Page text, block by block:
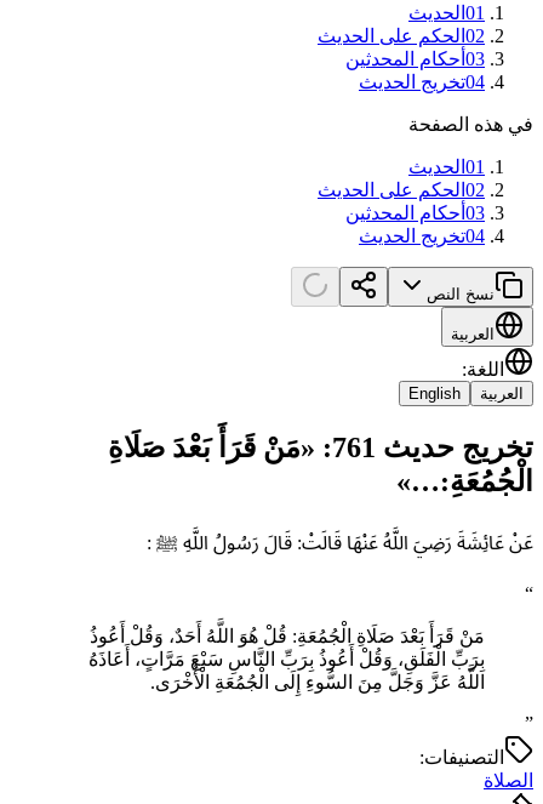
01 الحديث
02 الحكم على الحديث
03 أحكام المحدثين
04تخريج الحديث
في هذه الصفحة
01 الحديث
02 الحكم على الحديث
03 أحكام المحدثين
04تخريج الحديث
نسخ النص
العربية
اللغة:
العربية English
تخريج حديث 761: «مَنْ قَرَأَ بَعْدَ صَلَاةِ
الْجُمُعَةِ:…»
عَنْ عَائِشَةَ رَضِيَ اللَّهُ عَنْهَا قَالَتْ: قَالَ رَسُولُ اللَّهِ ﷺ :
“
مَنْ قَرَأَ بَعْدَ صَلَاةِ الْجُمُعَةِ: قُلْ هُوَ اللَّهُ أَحَدٌ، وَقُلْ أَعُوذُ
بِرَبِّ الْفَلَقِ، وَقُلْ أَعُوذُ بِرَبِّ النَّاسِ سَبْعَ مَرَّاتٍ، أَعَاذَهُ
اللَّهُ عَزَّ وَجَلَّ مِنَ ‌السُّوءِ ‌إِلَى ‌الْجُمُعَةِ الْأُخْرَى.
”
التصنيفات:
الصلاة